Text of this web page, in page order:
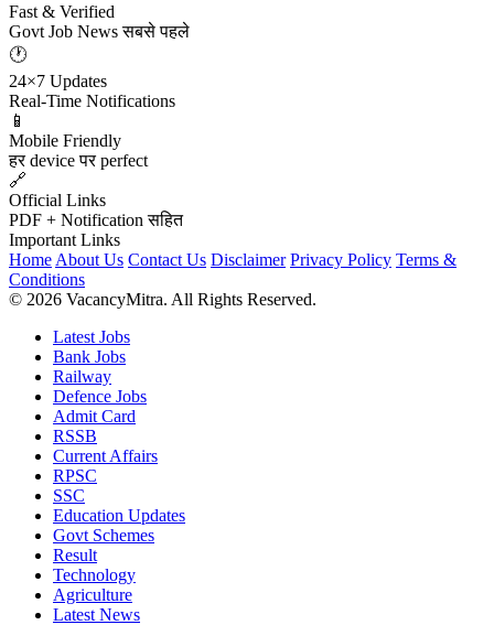
Fast & Verified
Govt Job News सबसे पहले
🕐
24×7 Updates
Real-Time Notifications
📱
Mobile Friendly
हर device पर perfect
🔗
Official Links
PDF + Notification सहित
Important Links
Home About Us Contact Us Disclaimer Privacy Policy Terms &
Conditions
© 2026 VacancyMitra. All Rights Reserved.
Latest Jobs
Bank Jobs
Railway
Defence Jobs
Admit Card
RSSB
Current Affairs
RPSC
SSC
Education Updates
Govt Schemes
Result
Technology
Agriculture
Latest News